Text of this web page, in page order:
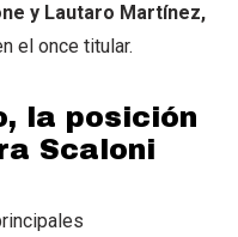
y Lautaro Martínez,
el once titular.
la posición
Scaloni